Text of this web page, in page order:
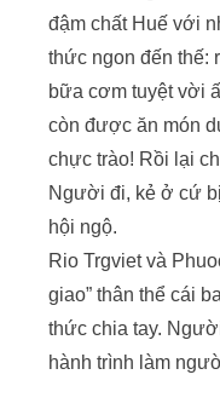
đậm chất Huế với
thức ngon đến
bữa cơm tuyệt vời
còn được ăn món
chực trào! Rồi lại
Người đi, kẻ ở cứ
hội ngộ.
Rio Trgviet và
giao” thân thể cái
thức chia tay.
hành trình làm